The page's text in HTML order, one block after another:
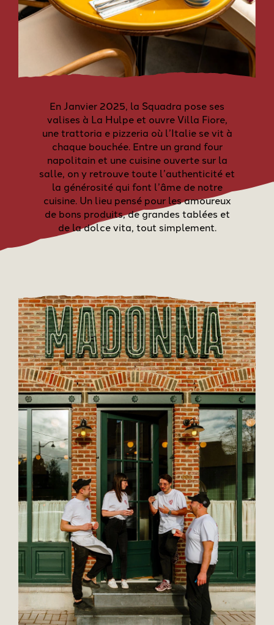
En Janvier 2025, la Squadra pose ses
valises à La Hulpe et ouvre Villa Fiore,
une trattoria e pizzeria où l’Italie se vit à
chaque bouchée. Entre un grand four
napolitain et une cuisine ouverte sur la
salle, on y retrouve toute l’authenticité et
la générosité qui font l’âme de notre
cuisine. Un lieu pensé pour les amoureux
de bons produits, de grandes tablées et
de la dolce vita, tout simplement.